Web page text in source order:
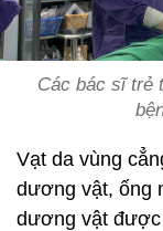
Các bác sĩ trẻ
Vạt da vùng
dương vật, ống
dương vật